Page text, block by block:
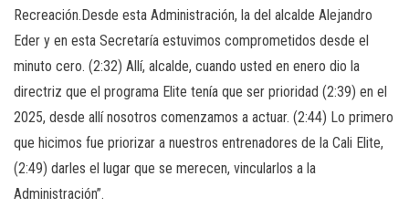
Recreación.Desde esta Administración, la del alcalde Alejandro
Eder y en esta Secretaría estuvimos comprometidos desde el
minuto cero. (2:32) Allí, alcalde, cuando usted en enero dio la
directriz que el programa Elite tenía que ser prioridad (2:39) en el
2025, desde allí nosotros comenzamos a actuar. (2:44) Lo primero
que hicimos fue priorizar a nuestros entrenadores de la Cali Elite,
(2:49) darles el lugar que se merecen, vincularlos a la
Administración”.